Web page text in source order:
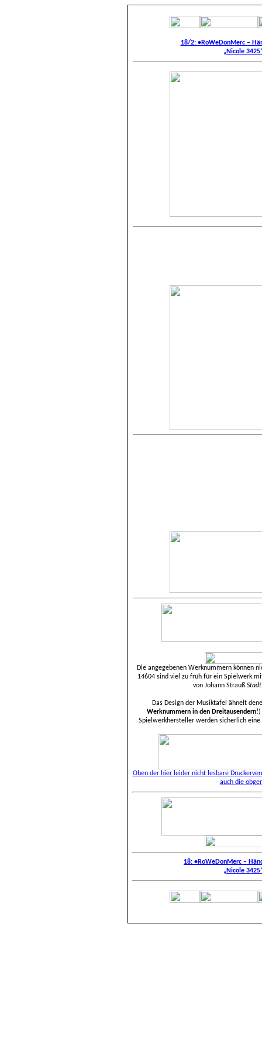
18/2: •RoWeDonMerc –
„Nicole
Die angegebenen Werknummern können
14604 sind viel zu früh für ein Spielwerk
von Johann Strauß
Das Design der Musiktafel ähnelt
Werknummern in den Dreitausendern!)
Spielwerkhersteller werden sicherlich
Oben der hier leider nicht lesbare
auch die
18: •RoWeDonMerc –
„Nicole